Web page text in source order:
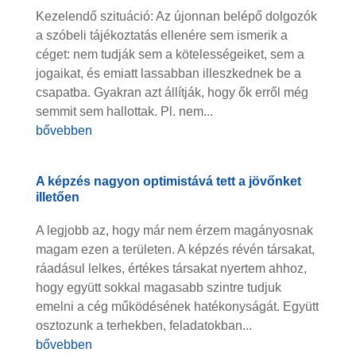
Kezelendő szituáció: Az újonnan belépő dolgozók
a szóbeli tájékoztatás ellenére sem ismerik a
céget: nem tudják sem a kötelességeiket, sem a
jogaikat, és emiatt lassabban illeszkednek be a
csapatba. Gyakran azt állítják, hogy ők erről még
semmit sem hallottak. Pl. nem...
bővebben
A képzés nagyon optimistává tett a jövőnket
illetően
A legjobb az, hogy már nem érzem magányosnak
magam ezen a területen. A képzés révén társakat,
ráadásul lelkes, értékes társakat nyertem ahhoz,
hogy együtt sokkal magasabb szintre tudjuk
emelni a cég működésének hatékonyságát. Együtt
osztozunk a terhekben, feladatokban...
bővebben